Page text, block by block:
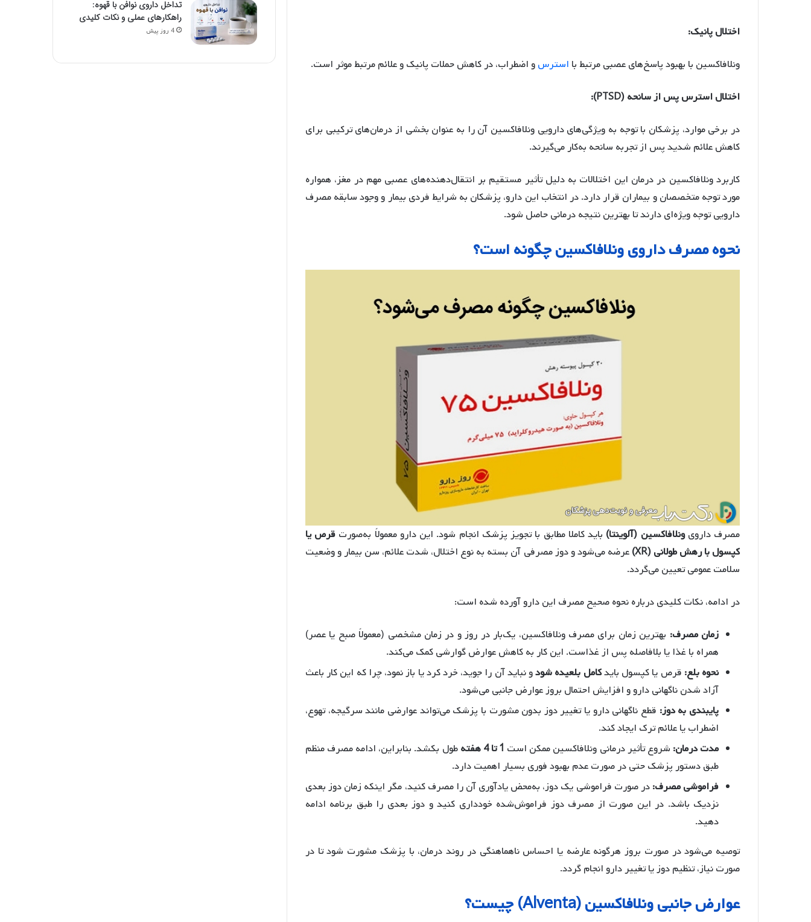
اختلال پانیک:
ونلافاکسین با بهبود پاسخ‌های عصبی مرتبط با استرسو اضطراب، در کاهش حملات پانیک و علائم مرتبط موثر است.
اختلال استرس پس از سانحه (PTSD):
در برخی موارد، پزشکان با توجه به ویژگی‌های دارویی ونلافاکسین آن را به عنوان بخشی از درمان‌های ترکیبی برای
کاهش علائم شدید پس از تجربه سانحه به‌کار می‌گیرند.
کاربرد ونلافاکسین در درمان این اختلالات به دلیل تأثیر مستقیم بر انتقال‌دهنده‌های عصبی مهم در مغز، همواره
مورد توجه متخصصان و بیماران قرار دارد. در انتخاب این دارو، پزشکان به شرایط فردی بیمار و وجود سابقه مصرف
دارویی توجه ویژه‌ای دارند تا بهترین نتیجه درمانی حاصل شود.
نحوه مصرف داروی ونلافاکسین چگونه است؟
مصرف دارویونلافاکسین (آلوینتا) باید کاملا مطابق با تجویز پزشک انجام شود. این دارو معمولاً به‌صورت قرص یا
کپسول با رهش طولانی (XR)
عرضه می‌شود و دوز مصرفی آن بسته به نوع اختلال، شدت علائم، سن بیمار و وضعیت
سلامت عمومی تعیین می‌گردد.
در ادامه، نکات کلیدی درباره نحوه صحیح مصرف این دارو آورده شده است:
زمان مصرف: بهترین زمان برای مصرف ونلافاکسین، یک‌بار در روز و در زمان مشخصی (معمولاً صبح یا عصر)
همراه با غذا یا بلافاصله پس از غذاست. این کار به کاهش عوارض گوارشی کمک می‌کند.
نحوه بلع: قرص یا کپسول بایدکامل بلعیده شودو نباید آن را جوید، خرد کرد یا باز نمود، چرا که این کار باعث
آزاد شدن ناگهانی دارو و افزایش احتمال بروز عوارض جانبی می‌شود.
پایبندی به دوز: قطع ناگهانی دارو یا تغییر دوز بدون مشورت با پزشک می‌تواند عوارضی مانند سرگیجه، تهوع،
اضطراب یا علائم ترک ایجاد کند.
مدت درمان: شروع تأثیر درمانی ونلافاکسین ممکن است 1 تا 4 هفته
طول بکشد. بنابراین، ادامه مصرف منظم
طبق دستور پزشک حتی در صورت عدم بهبود فوری بسیار اهمیت دارد.
فراموشی مصرف:در صورت فراموشی یک دوز، به‌محض یادآوری آن را مصرف کنید، مگر اینکه زمان دوز بعدی
نزدیک باشد. در این صورت از مصرف دوز فراموش‌شده خودداری کنید و دوز بعدی را طبق برنامه ادامه
دهید.
توصیه می‌شود در صورت بروز هرگونه عارضه یا احساس ناهماهنگی در روند درمان، با پزشک مشورت شود تا در
صورت نیاز، تنظیم دوز یا تغییر دارو انجام گردد.
عوارض جانبی ونلافاکسین (Alventa) چیست؟
تداخل داروی نوافن با قهوه:
راهکارهای عملی و نکات کلیدی
4 روز پیش